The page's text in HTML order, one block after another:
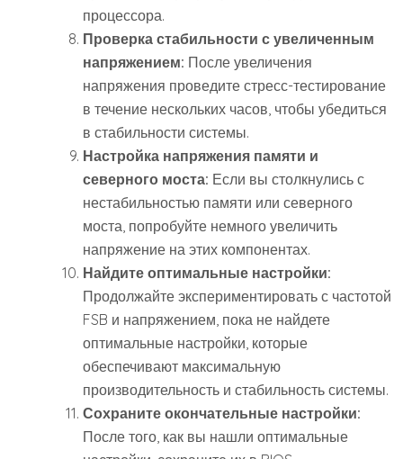
процессора.
Проверка стабильности с увеличенным
напряжением: После увеличения
напряжения проведите стресс-тестирование
в течение нескольких часов, чтобы убедиться
в стабильности системы.
Настройка напряжения памяти и
северного моста: Если вы столкнулись с
нестабильностью памяти или северного
моста, попробуйте немного увеличить
напряжение на этих компонентах.
Найдите оптимальные настройки:
Продолжайте экспериментировать с частотой
FSB и напряжением, пока не найдете
оптимальные настройки, которые
обеспечивают максимальную
производительность и стабильность системы.
Сохраните окончательные настройки:
После того, как вы нашли оптимальные